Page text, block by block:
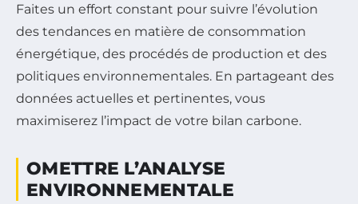
Faites un effort constant pour suivre l’évolution
des tendances en matière de consommation
énergétique, des procédés de production et des
politiques environnementales. En partageant des
données actuelles et pertinentes, vous
maximiserez l’impact de votre bilan carbone.
OMETTRE L’ANALYSE
ENVIRONNEMENTALE